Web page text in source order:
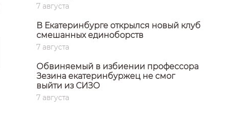
7 августа
В Екатеринбурге открылся новый клуб
смешанных единоборств
7 августа
Обвиняемый в избиении профессора
Зезина екатеринбуржец не смог
выйти из СИЗО
7 августа